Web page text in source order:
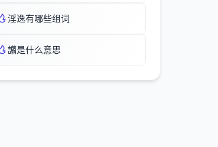
淫逸有哪些组词
譾是什么意思